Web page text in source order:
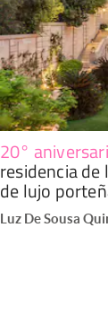
20°
residencia
de lujo
Luz De Sousa